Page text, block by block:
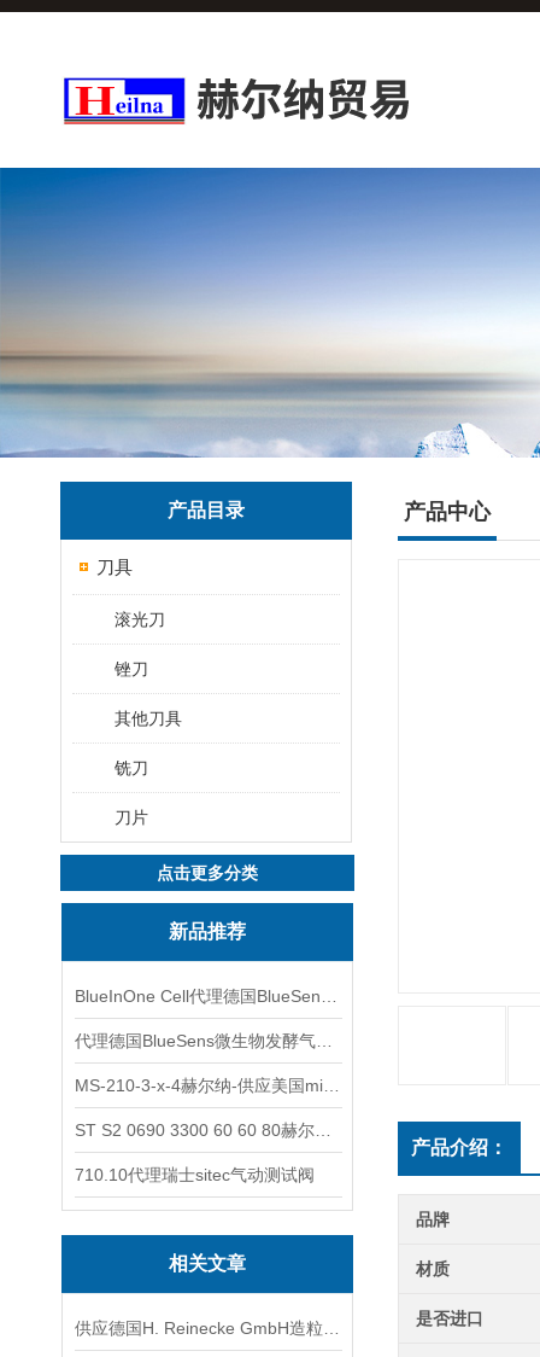
产品目录
刀具
滚光刀
锉刀
其他刀具
铣刀
刀片
点击更多分类
新品推荐
710.10代理瑞士sitec气动测试阀
相关文章
产品中心
产品介绍：
品牌
材质
是否进口